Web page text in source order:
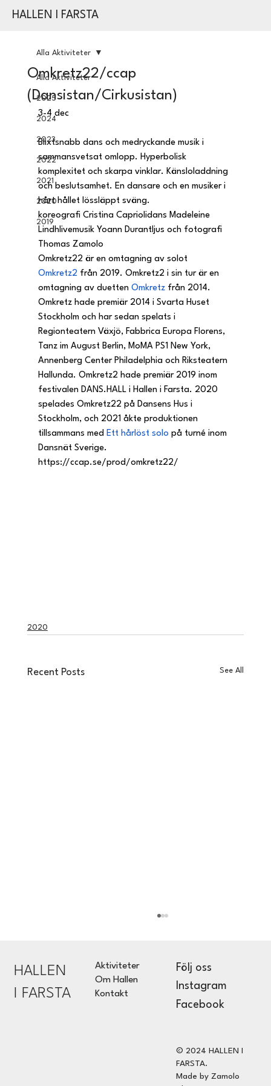
HALLEN I FARSTA
Alla Aktiviteter
2025
2024
2023
2022
2021
2020
2019
Alla Aktiviteter
Omkretz22/ccap
(Dansistan/Cirkusistan)
3-4 dec
Blixtsnabb dans och medryckande musik i
sammansvetsat omlopp. Hyperbolisk
komplexitet och skarpa vinklar. Känsloladdning
och beslutsamhet. En dansare och en musiker i
hårt hållet lössläppt sväng.
koreografi Cristina Capriolidans Madeleine
Lindhlivemusik Yoann Durantljus och fotografi
Thomas Zamolo
Omkretz22 är en omtagning av solot
Omkretz2 från 2019. Omkretz2 i sin tur är en
omtagning av duetten Omkretz från 2014.
Omkretz hade premiär 2014 i Svarta Huset
Stockholm och har sedan spelats i
Regionteatern Växjö, Fabbrica Europa Florens,
Tanz im August Berlin, MoMA PS1 New York,
Annenberg Center Philadelphia och Riksteatern
Hallunda. Omkretz2 hade premiär 2019 inom
festivalen DANS.HALL i Hallen i Farsta. 2020
spelades Omkretz22 på Dansens Hus i
Stockholm, och 2021 åkte produktionen
tillsammans med Ett hårlöst solo på turné inom
Dansnät Sverige.
https://ccap.se/prod/omkretz22/
2020
Recent Posts See All
Bakverk/JELNEK (Dansistan)
HALLEN
I FARSTA
Aktiviteter
Om Hallen
Kontakt
Facebook
Instagram
Följ oss
© 2024 HALLEN I
FARSTA.
Made by Zamolo